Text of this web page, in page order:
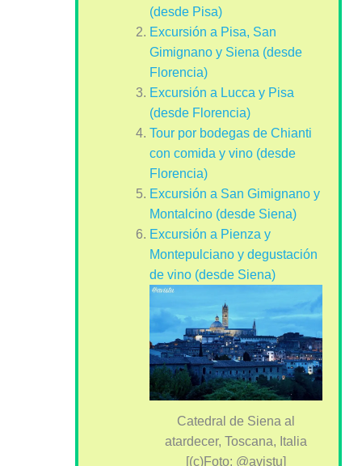
(desde Pisa)
Excursión a Pisa, San
Gimignano y Siena (desde
Florencia)
Excursión a Lucca y Pisa
(desde Florencia)
Tour por bodegas de Chianti
con comida y vino (desde
Florencia)
Excursión a San Gimignano y
Montalcino (desde Siena)
Excursión a Pienza y
Montepulciano y degustación
de vino (desde Siena)
Catedral de Siena al
atardecer, Toscana, Italia
[(c)Foto: @avistu]